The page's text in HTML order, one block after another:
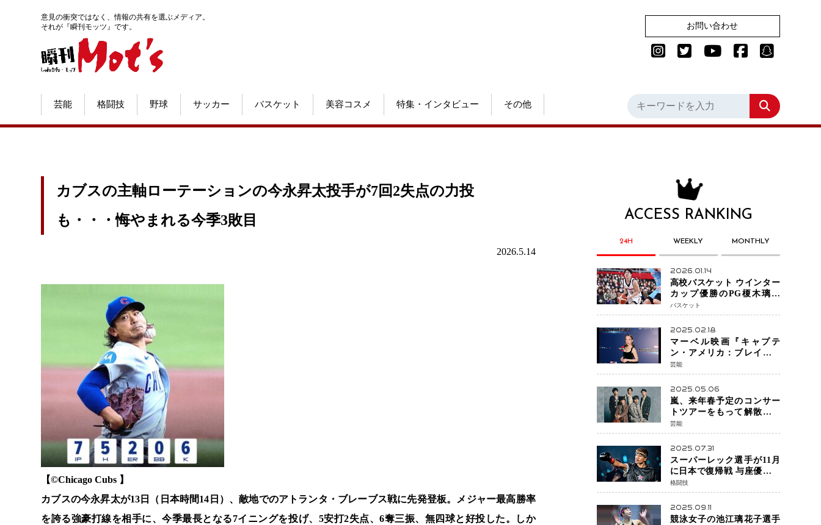
意見の衝突ではなく、情報の共有を選ぶメディア。
それが『瞬刊モッツ』です。
お問い合わせ
芸能 格闘技 野球 サッカー バスケット 美容コスメ 特集・インタビュー その他
カブスの主軸ローテーションの今永昇太投手が7回2失点の力投
も・・・悔やまれる今季3敗目
2026.5.14
【©️Chicago Cubs 】
カブスの今永昇太が13日（日本時間14日）、敵地でのアトランタ・ブレーブス戦に先発登板。メジャー最高勝率
を誇る強豪打線を相手に、今季最長となる7イニングを投げ、5安打2失点、6奪三振、無四球と好投した。しか
ACCESS RANKING
24H WEEKLY MONTHLY
2026.01.14
高校バスケット ウインター
カップ優勝のPG榎木璃旺
（えのき・りお）がプロの
現場へ―。
バスケット
2025.02.18
マーベル映画『キャプテ
ン・アメリカ：ブレイブ・
ニュー・ワールド』 新ブラ
ック・ウィドウ役のシラ・
ハースとは！？
芸能
2025.05.06
嵐、来年春予定のコンサー
トツアーをもって解散 フ
ァンクラブも2026年5月末で
活動終了
芸能
2025.07.31
スーパーレック選手が11月
に日本で復帰戦 与座優貴選
手との激突に「すべての技
術を見せたい」
格闘技
2025.09.11
競泳女子の池江璃花子選手